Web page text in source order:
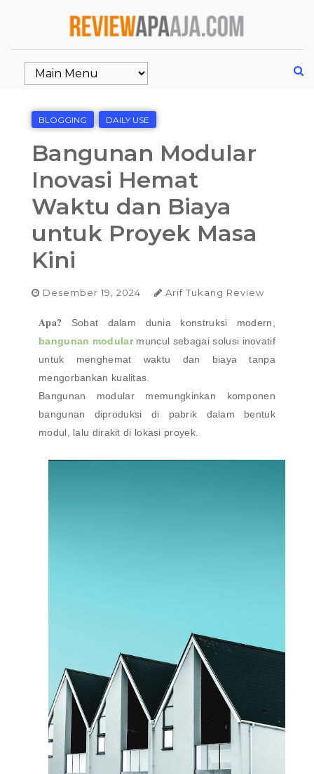
BLOGGING DAILY USE
Bangunan Modular
Inovasi Hemat
Waktu dan Biaya
untuk Proyek Masa
Kini
Desember 19, 2024 Arif Tukang Review
Apa? Sobat dalam dunia konstruksi modern,
bangunan modularmuncul sebagai solusi inovatif
untuk menghemat waktu dan biaya tanpa
mengorbankan kualitas.
Bangunan modular memungkinkan komponen
bangunan diproduksi di pabrik dalam bentuk
modul, lalu dirakit di lokasi proyek.